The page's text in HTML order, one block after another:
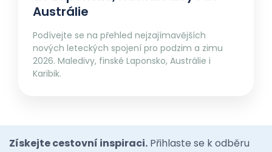
Austrálie
Podívejte se na přehled nejzajímavějších
nových leteckých spojení pro podzim a zimu
2026. Maledivy, finské Laponsko, Austrálie i
Karibik.
Získejte cestovní inspiraci. Přihlaste se k odběru